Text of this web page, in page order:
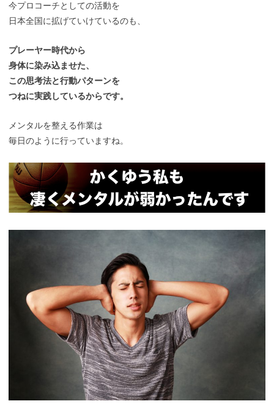
今プロコーチとしての活動を
日本全国に拡げていけているのも、
プレーヤー時代から
身体に染み込ませた、
この思考法と行動パターンを
つねに実践しているからです。
メンタルを整える作業は
毎日のように行っていますね。